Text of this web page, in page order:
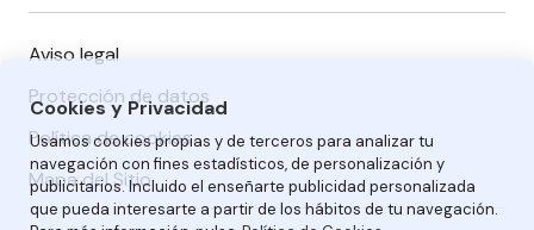
Aviso legal
Protección de datos
Política de cookies
Mapa del Sitio
Cookies y Privacidad
Usamos cookies propias y de terceros para analizar tu
navegación con fines estadísticos, de personalización y
publicitarios. Incluido el enseñarte publicidad personalizada
que pueda interesarte a partir de los hábitos de tu navegación.